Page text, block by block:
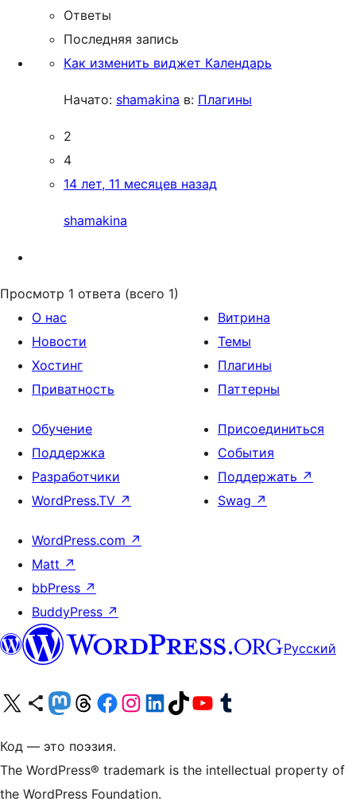
Ответы
Последняя запись
Как изменить виджет Календарь
Начато: shamakina в: Плагины
2
4
14 лет, 11 месяцев назад
shamakina
Просмотр 1 ответа (всего 1)
О нас
Новости
Хостинг
Приватность
Витрина
Темы
Плагины
Паттерны
Обучение
Поддержка
Разработчики
WordPress.TV ↗
Присоединиться
События
Поддержать ↗
Swag ↗
WordPress.com ↗
Matt ↗
bbPress ↗
BuddyPress ↗
Русский
Посетите нас в X (ранее Twitter)
Посетите нашу учётную запись в Bluesky
Посетите нашу ленту в Mastodon
Посетите нашу учётную запись в Threads
Посетите нашу страницу на Facebook
Посетите наш Instagram
Посетите нашу страницу в LinkedIn
Посетите нашу учётную запись в TikTok
Посетите наш канал YouTube
Посетите нашу учётную запись в Tumblr
Код — это поэзия.
The WordPress® trademark is the intellectual property of
the WordPress Foundation.